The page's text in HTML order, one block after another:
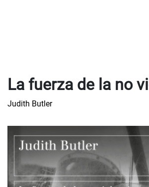
La fuerza de la no
Judith Butler